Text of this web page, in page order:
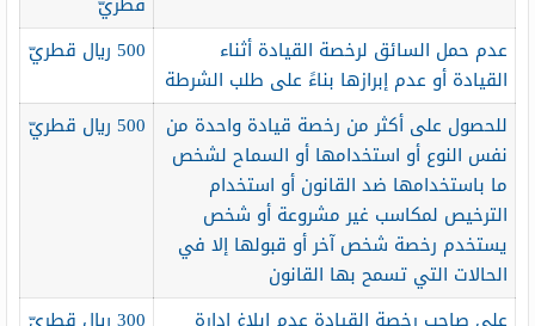
عدم حمل السائق لرخصة القيادة أثناء
القيادة أو عدم إبرازها بناءً على طلب الشرطة
500 ريال قطريّ
للحصول على أكثر من رخصة قيادة واحدة من
نفس النوع أو استخدامها أو السماح لشخص
ما باستخدامها ضد القانون أو استخدام
الترخيص لمكاسب غير مشروعة أو شخص
يستخدم رخصة شخص آخر أو قبولها إلا في
الحالات التي تسمح بها القانون
500 ريال قطريّ